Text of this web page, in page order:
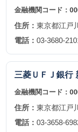
金融機関コード：
住所： 東京都江戸
電話： 03-3680-
三菱ＵＦＪ銀行
金融機関コード：
住所： 東京都江戸
電話： 03-3658-